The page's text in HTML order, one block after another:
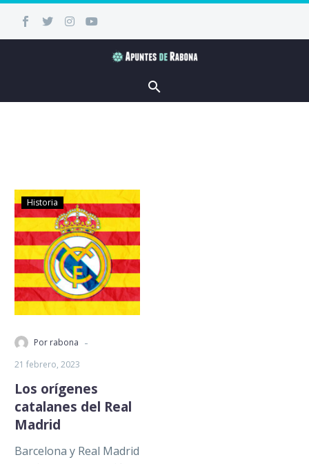
Historia
Por rabona -
21 febrero, 2023
Los orígenes
catalanes del Real
Madrid
Barcelona y Real Madrid